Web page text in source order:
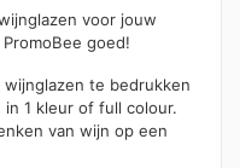
voor jouw
goed!
te bedrukken
1 kleur of full colour.
van wijn op een